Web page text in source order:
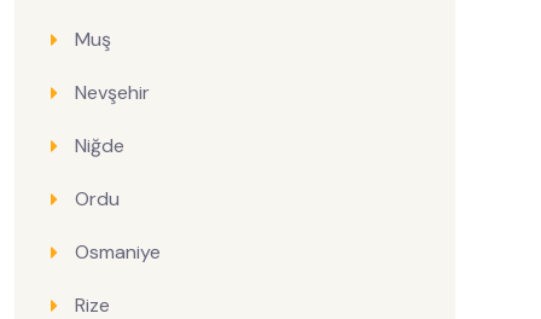
Muş
Nevşehir
Niğde
Ordu
Osmaniye
Rize